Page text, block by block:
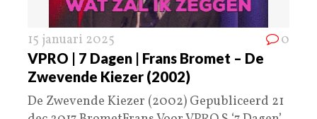
15 januari 2025 0
VPRO | 7 Dagen | Frans Bromet – De
Zwevende Kiezer (2002)
De Zwevende Kiezer (2002) Gepubliceerd 21